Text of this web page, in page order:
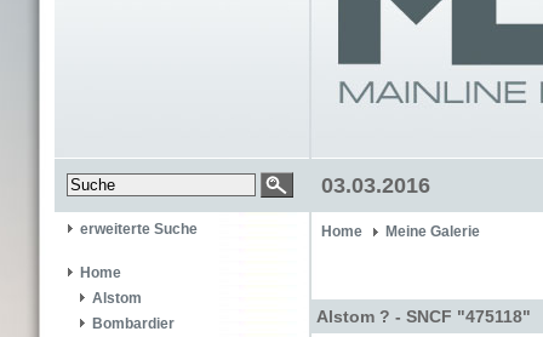
03.03.2016
erweiterte Suche
Home
Alstom
Bombardier
Home Meine Galerie
Alstom ? - SNCF "475118"